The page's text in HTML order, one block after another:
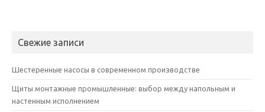
Свежие записи
Шестеренные насосы в современном производстве
Щиты монтажные промышленные: выбор между напольным и
настенным исполнением